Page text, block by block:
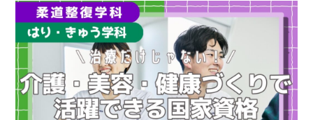
びを実感できた様子でした
さらに、はり・きゅう学科